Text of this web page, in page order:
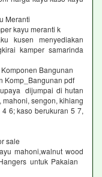
Meranti
kayu meranti k
kusen menyediakan
kamper samarinda
Bangunan
Komp_Bangunan pdf
dijumpai di hutan
sengon, kihiang
6; kaso berukuran 5 7,
sale
mahoni,walnut wood
untuk Pakaian